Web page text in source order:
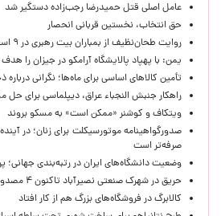
عامل اصلی قتل حمیدرضا رجب‌زاده دستگیر شد
حق انتخاب، نخستین قربانی انحصار
روایت طحان‌نظیف از بمباران بیت رهبری در ۹ اسفند
یمن: با پهپاد پالایشگاه آرامکو در جیزان را هدف
تأمین کالاهای اساسی برای ماه‌ها؛ نگرانی درباره
راهکار جنبش النجباء عراق، دیپلماسی برای حل
ویتکاف و کوشنر «ممکن است» به مسکو بروند
صدورگواهینامه موتورسیکلت برای زنان؛ در
صرفه‌تر است
وضعیت دانشگاه‌های ایران در رتبه‌بندی جهانی؛
حریق در شهرک صنعتی نصیرآباد تاکنون ۴ مصدوم داشته است
کالابرگ در فروشگاه‌های بزرگ هم از کار افتاد